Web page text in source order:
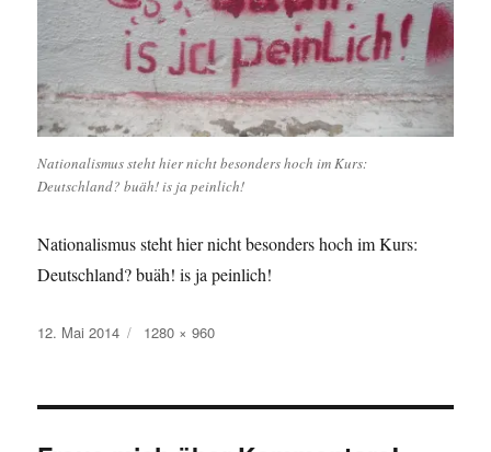
Nationalismus steht hier nicht besonders hoch im Kurs:
Deutschland? buäh! is ja peinlich!
Nationalismus steht hier nicht besonders hoch im Kurs:
Deutschland? buäh! is ja peinlich!
Veröffentlicht
12. Mai 2014 Originalgröße
1280 × 960